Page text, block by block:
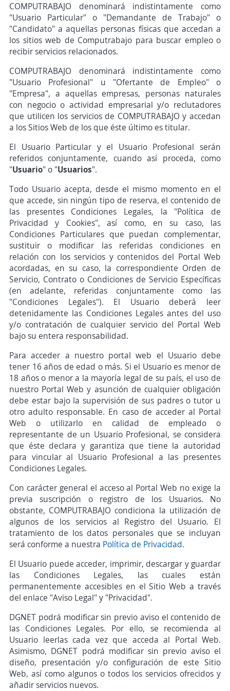
COMPUTRABAJO denominará indistintamente como
"Usuario Particular" o "Demandante de Trabajo" o
"Candidato" a aquellas personas físicas que accedan a
los sitios web de Computrabajo para buscar empleo o
recibir servicios relacionados.
COMPUTRABAJO denominará indistintamente como
"Usuario Profesional" u "Ofertante de Empleo" o
"Empresa", a aquellas empresas, personas naturales
con negocio o actividad empresarial y/o reclutadores
que utilicen los servicios de COMPUTRABAJO y accedan
a los Sitios Web de los que éste último es titular.
El Usuario Particular y el Usuario Profesional serán
referidos conjuntamente, cuando así proceda, como
"Usuario" o "Usuarios".
Todo Usuario acepta, desde el mismo momento en el
que accede, sin ningún tipo de reserva, el contenido de
las presentes Condiciones Legales, la "Política de
Privacidad y Cookies", así como, en su caso, las
Condiciones Particulares que puedan complementar,
sustituir o modificar las referidas condiciones en
relación con los servicios y contenidos del Portal Web
acordadas, en su caso, la correspondiente Orden de
Servicio, Contrato o Condiciones de Servicio Específicas
(en adelante, referidas conjuntamente como las
"Condiciones Legales"). El Usuario deberá leer
detenidamente las Condiciones Legales antes del uso
y/o contratación de cualquier servicio del Portal Web
bajo su entera responsabilidad.
Para acceder a nuestro portal web el Usuario debe
tener 16 años de edad o más. Si el Usuario es menor de
18 años o menor a la mayoría legal de su país, el uso de
nuestro Portal Web y asunción de cualquier obligación
debe estar bajo la supervisión de sus padres o tutor u
otro adulto responsable. En caso de acceder al Portal
Web o utilizarlo en calidad de empleado o
representante de un Usuario Profesional, se considera
que éste declara y garantiza que tiene la autoridad
para vincular al Usuario Profesional a las presentes
Condiciones Legales.
Con carácter general el acceso al Portal Web no exige la
previa suscripción o registro de los Usuarios. No
obstante, COMPUTRABAJO condiciona la utilización de
algunos de los servicios al Registro del Usuario. El
tratamiento de los datos personales que se incluyan
será conforme a nuestra Política de Privacidad.
El Usuario puede acceder, imprimir, descargar y guardar
las Condiciones Legales, las cuales están
permanentemente accesibles en el Sitio Web a través
del enlace "Aviso Legal" y "Privacidad".
DGNET podrá modificar sin previo aviso el contenido de
las Condiciones Legales. Por ello, se recomienda al
Usuario leerlas cada vez que acceda al Portal Web.
Asimismo, DGNET podrá modificar sin previo aviso el
diseño, presentación y/o configuración de este Sitio
Web, así como algunos o todos los servicios ofrecidos y
añadir servicios nuevos.